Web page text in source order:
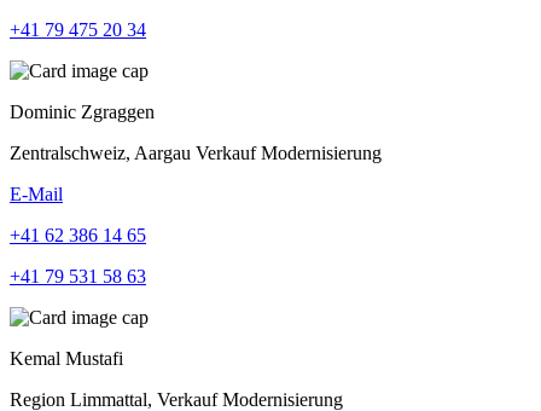
+41 79 475 20 34
Dominic Zgraggen
Zentralschweiz, Aargau Verkauf Modernisierung
E-Mail
+41 62 386 14 65
+41 79 531 58 63
Kemal Mustafi
Region Limmattal, Verkauf Modernisierung